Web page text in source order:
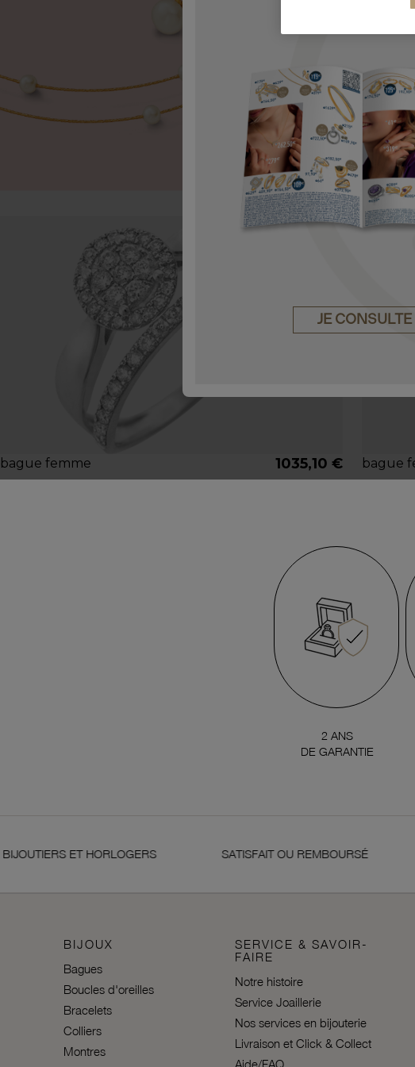
2 ANS
DE GARANTIE
ET HORLOGERS SATISFAIT OU REMBOURSÉ
BIJOUX
Bagues
Boucles d'oreilles
Bracelets
Colliers
Montres
SERVICE & SAVOIR-
FAIRE
Notre histoire
Service Joaillerie
Nos services en bijouterie
Livraison et Click & Collect
Aide/FAQ